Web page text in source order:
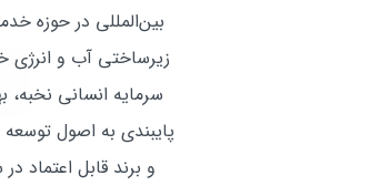
بین‌المللی در حوزه
زیرساختی آب و انرژی
سرمایه انسانی نخبه،
پایبندی به اصول توسعه
و برند قابل اعتماد